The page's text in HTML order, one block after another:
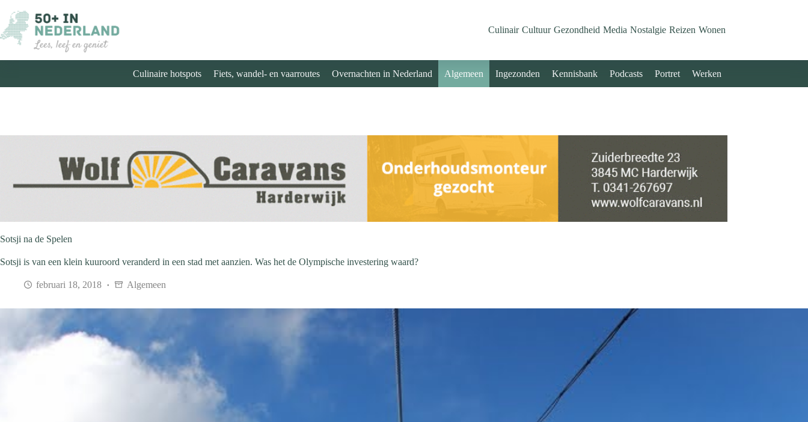
naar
de
inhoud
Culinair Cultuur Gezondheid Media Nostalgie Reizen Wonen
Culinaire hotspots Fiets, wandel- en vaarroutes Overnachten in Nederland Algemeen Ingezonden Kennisbank Podcasts Portret Werken
Sotsji na de Spelen
Sotsji is van een klein kuuroord veranderd in een stad met aanzien. Was het de Olympische investering waard?
februari 18, 2018 Algemeen